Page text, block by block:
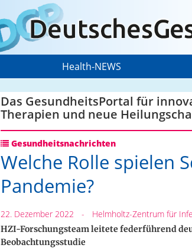
Health-NEWS
Das GesundheitsPortal für
Therapien und neue
Gesundheitsnachrichten
Welche Rolle spielen
Pandemie?
22. Dezember 2022 - Helmholtz-Zentrum für
HZI-Forschungsteam leitete federführend
Beobachtungsstudie